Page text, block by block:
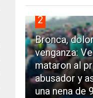
2
Bronca,
venganza:
mataron al
abusador y
una nena de